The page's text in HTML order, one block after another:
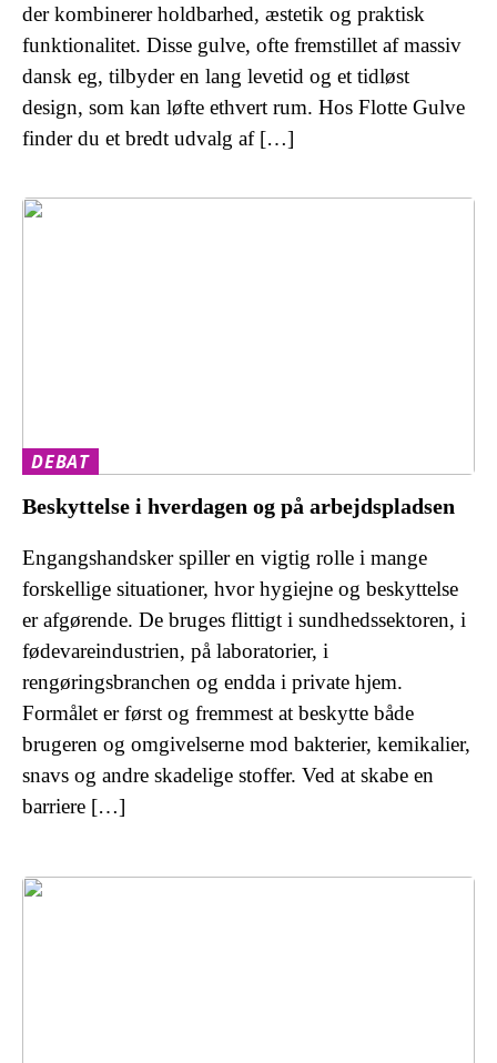
der kombinerer holdbarhed, æstetik og praktisk
funktionalitet. Disse gulve, ofte fremstillet af massiv
dansk eg, tilbyder en lang levetid og et tidløst
design, som kan løfte ethvert rum. Hos Flotte Gulve
finder du et bredt udvalg af […]
DEBAT
Beskyttelse i hverdagen og på arbejdspladsen
Engangshandsker spiller en vigtig rolle i mange
forskellige situationer, hvor hygiejne og beskyttelse
er afgørende. De bruges flittigt i sundhedssektoren, i
fødevareindustrien, på laboratorier, i
rengøringsbranchen og endda i private hjem.
Formålet er først og fremmest at beskytte både
brugeren og omgivelserne mod bakterier, kemikalier,
snavs og andre skadelige stoffer. Ved at skabe en
barriere […]